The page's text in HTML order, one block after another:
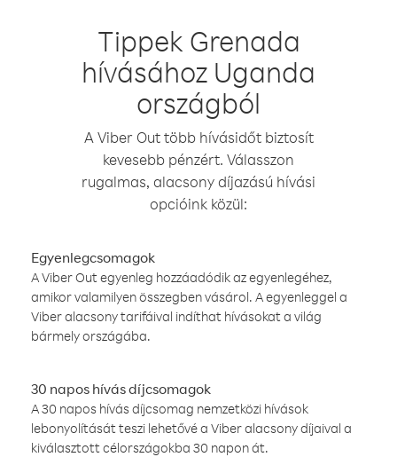
Tippek Grenada
hívásához Uganda
országból
A Viber Out több hívásidőt biztosít
kevesebb pénzért. Válasszon
rugalmas, alacsony díjazású hívási
opcióink közül:
Egyenlegcsomagok
A Viber Out egyenleg hozzáadódik az egyenlegéhez,
amikor valamilyen összegben vásárol. A egyenleggel a
Viber alacsony tarifáival indíthat hívásokat a világ
bármely országába.
30 napos hívás díjcsomagok
A 30 napos hívás díjcsomag nemzetközi hívások
lebonyolítását teszi lehetővé a Viber alacsony díjaival a
kiválasztott célországokba 30 napon át.